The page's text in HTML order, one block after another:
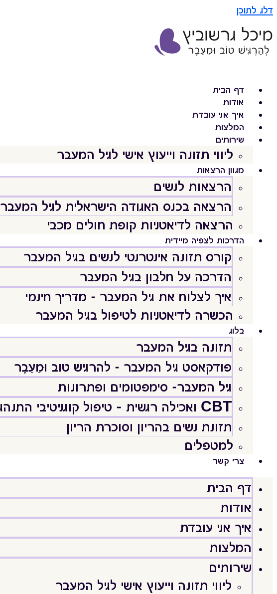
דלג לתוכן
דף הבית
אודות
איך אני עובדת
המלצות
שירותים
ליווי תזונה וייעוץ אישי לגיל המעבר
מגוון הרצאות
הרצאות לנשים
הרצאה בכנס האגודה הישראלית לגיל המעבר
הרצאה לדיאטניות קופת חולים מכבי
הדרכות לצפיה מיידית
קורס תזונה אינטרנטי לנשים בגיל המעבר
הדרכה על חלבון בגיל המעבר
איך לצלוח את גיל המעבר - מדריך חינמי
הכשרה לדיאטניות לטיפול בגיל המעבר
בלוג
תזונה בגיל המעבר
פודקאסט גיל המעבר - להרגיש טוב וּמֵעֵבֶר
גיל המעבר- סימפטומים ופתרונות
CBT ואכילה רגשית – טיפול קוגניטיבי התנהגותי
תזונת נשים בהריון וסוכרת הריון
למטפלים
צרי קשר
דף הבית
אודות
איך אני עובדת
המלצות
שירותים
ליווי תזונה וייעוץ אישי לגיל המעבר